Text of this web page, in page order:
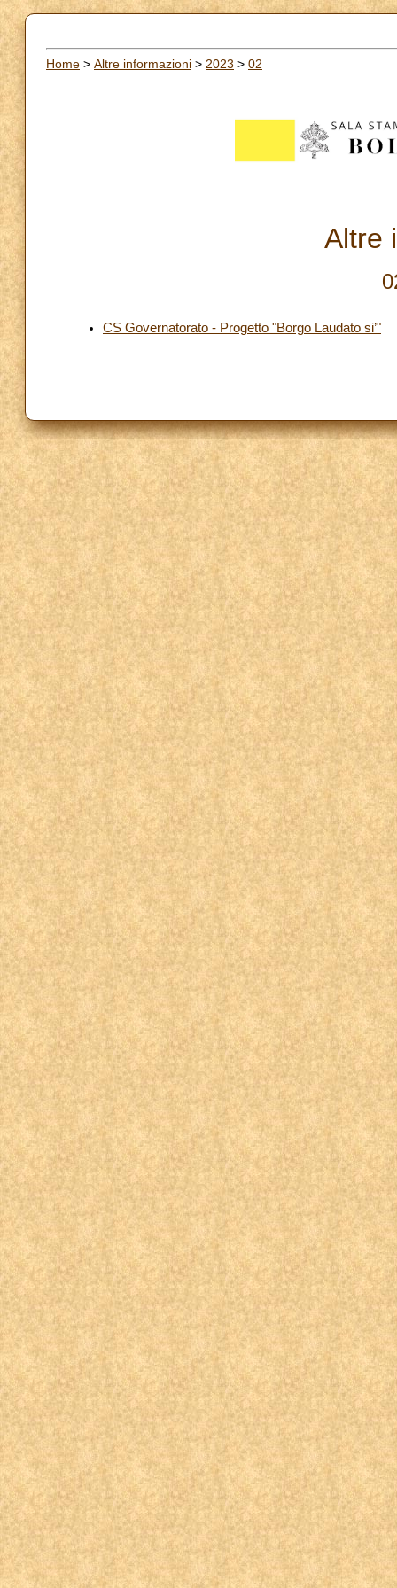
Home > Altre informazioni > 2023 > 02
Altre
CS Governatorato - Progetto "Borgo Laudato si’"